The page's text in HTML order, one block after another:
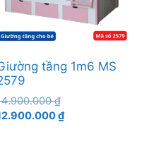
tầng 1m6 MS
₫Giá
gốc
₫Giá